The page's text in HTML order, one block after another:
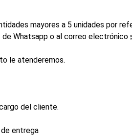
mayores a 5 unidades por
de Whatsapp o al correo electrónico
le atenderemos.
del cliente.
entrega